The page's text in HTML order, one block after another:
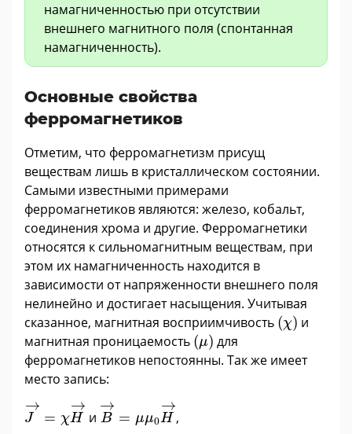
намагниченностью при отсутствии
внешнего магнитного поля (спонтанная
намагниченность).
Основные свойства
ферромагнетиков
Отметим, что ферромагнетизм присущ
веществам лишь в кристаллическом состоянии.
Самыми известными примерами
ферромагнетиков являются: железо, кобальт,
соединения хрома и другие. Ферромагнетики
относятся к сильномагнитным веществам, при
этом их намагниченность находится в
зависимости от напряженности внешнего поля
нелинейно и достигает насыщения. Учитывая
сказанное, магнитная восприимчивость (χ)
(χ) и
магнитная проницаемость (μ)
(μ) для
ферромагнетиков непостоянны. Так же имеет
место запись:
→
J = χ
→
H
J→ →
и
→
B = μμ0
→
H
B→ H→
,